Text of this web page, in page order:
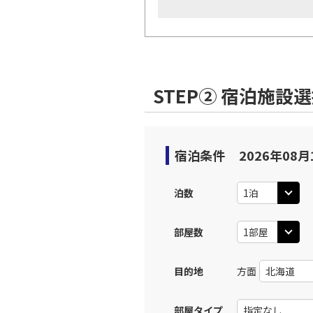
STEP② 宿泊施設
宿泊条件 2026年08
泊数
部屋数
目的地 方面
部屋タイプ